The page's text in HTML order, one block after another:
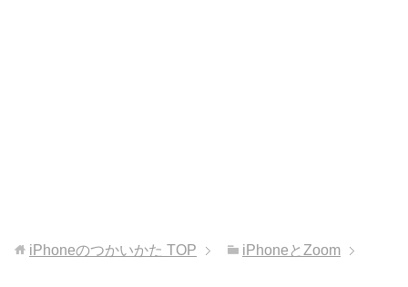
iPhoneのつかいかた TOP iPhoneとZoom